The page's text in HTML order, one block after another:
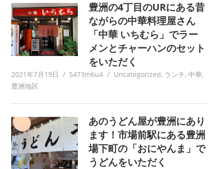
豊洲の4丁目のURにある昔
ながらの中華料理屋さん
「中華 いちむら」でラー
メンとチャーハンのセット
をいただく
2021年7月19日 5473m6u4 Uncategorized, ランチ, 中華,
豊洲地区
あのうどん屋が豊洲にあり
ます！市場前駅にある豊洲
場下町の「おにやんま」で
うどんをいただく